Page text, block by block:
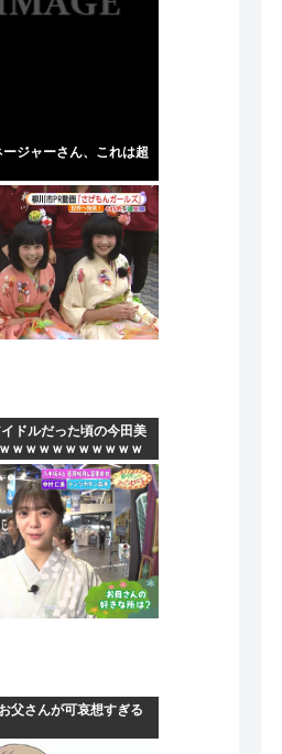
ージャーさん、これは超
イドルだった頃の今田美
ｗｗｗｗｗｗｗｗｗｗ
父さんが可哀想すぎる